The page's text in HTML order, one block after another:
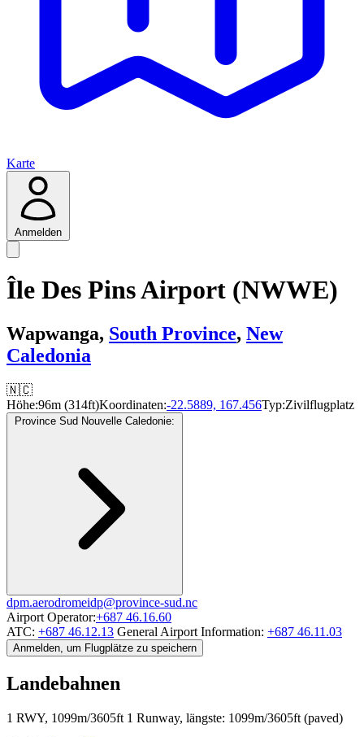
Karte
Anmelden
Île Des Pins Airport (NWWE)
Wapwanga, South Province, New
Caledonia
🇳🇨
Höhe:96m (314ft)Koordinaten:-22.5889, 167.456Typ:Zivilflugplatz
Province Sud Nouvelle Caledonie:
dpm.aerodromeidp@province-sud.nc
Airport Operator:+687 46.16.60
ATC: +687 46.12.13 General Airport Information: +687 46.11.03
Anmelden, um Flugplätze zu speichern
Landebahnen
1 RWY, 1099m/3605ft 1 Runway, längste: 1099m/3605ft (paved)